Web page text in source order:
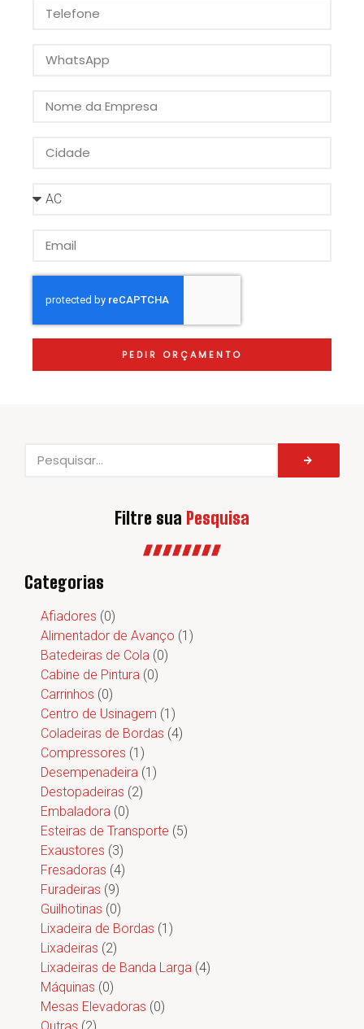
PEDIR ORÇAMENTO
Filtre sua Pesquisa
Categorias
Afiadores (0)
Alimentador de Avanço (1)
Batedeiras de Cola (0)
Cabine de Pintura (0)
Carrinhos (0)
Centro de Usinagem (1)
Coladeiras de Bordas (4)
Compressores (1)
Desempenadeira (1)
Destopadeiras (2)
Embaladora (0)
Esteiras de Transporte (5)
Exaustores (3)
Fresadoras (4)
Furadeiras (9)
Guilhotinas (0)
Lixadeira de Bordas (1)
Lixadeiras (2)
Lixadeiras de Banda Larga (4)
Máquinas (0)
Mesas Elevadoras (0)